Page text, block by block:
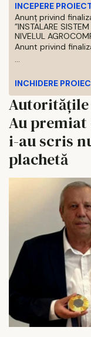
INCEPERE
Anunț privind
”INSTALARE
NIVELUL
Anunt privind
...
INCHIDERE
Autoritățile
Au premiat
i-au scris
plachetă